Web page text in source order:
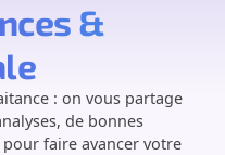
&
: on vous partage
de bonnes
faire avancer votre